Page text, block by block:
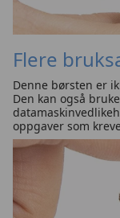
Flere
Denne børsten er
Den kan også
oppgaver som